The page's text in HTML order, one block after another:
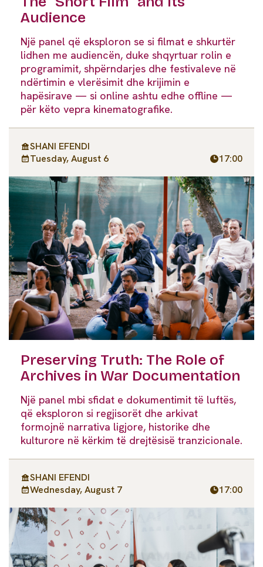
Audience
Një panel që eksploron se si filmat e shkurtër
lidhen me audiencën, duke shqyrtuar rolin e
programimit, shpërndarjes dhe festivaleve në
ndërtimin e vlerësimit dhe krijimin e
hapësirave — si online ashtu edhe offline —
për këto vepra kinematografike.
SHANI EFENDI
Tuesday, August 6
17:00
Preserving Truth: The Role of
Archives in War Documentation
Një panel mbi sfidat e dokumentimit të luftës,
që eksploron si regjisorët dhe arkivat
formojnë narrativa ligjore, historike dhe
kulturore në kërkim të drejtësisë tranzicionale.
SHANI EFENDI
Wednesday, August 7
17:00